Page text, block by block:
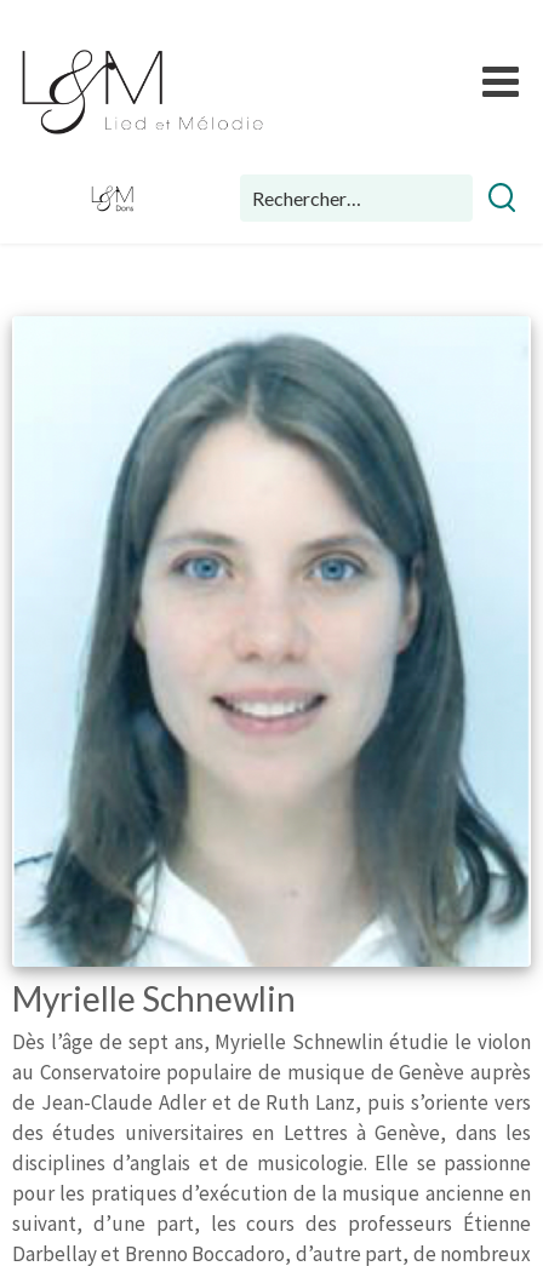
content
Rechercher :
Myrielle Schnewlin
Dès l’âge de sept ans, Myrielle Schnewlin étudie le violon
au Conservatoire populaire de musique de Genève auprès
de Jean-Claude Adler et de Ruth Lanz, puis s’oriente vers
des études universitaires en Lettres à Genève, dans les
disciplines d’anglais et de musicologie. Elle se passionne
pour les pratiques d’exécution de la musique ancienne en
suivant, d’une part, les cours des professeurs Étienne
Darbellay et Brenno Boccadoro, d’autre part, de nombreux